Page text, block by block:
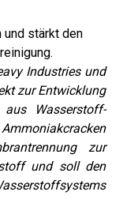
stärkt den
Industries und
zur Entwicklung
aus Wasserstoff-
zur
und soll den